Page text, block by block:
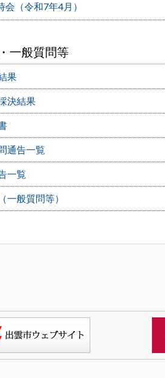
会（令和7年4月）
一般質問等
果
決結果
通告一覧
一覧
一般質問等）